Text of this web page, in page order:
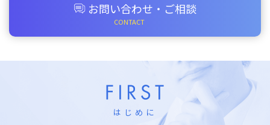
お問い合わせ・ご相談
はじめに